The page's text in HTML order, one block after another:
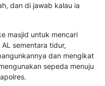
dan di jawab kalau ia
masjid untuk mencari
sementara tidur,
dan mengikat
sepeda menuju